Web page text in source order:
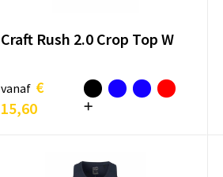
Craft Rush 2.0 Crop Top W
vanaf €
15,60